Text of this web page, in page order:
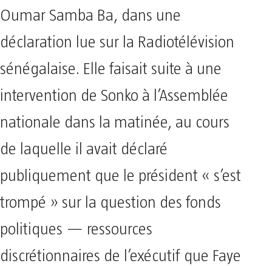
Oumar Samba Ba, dans une
déclaration lue sur la Radiotélévision
sénégalaise. Elle faisait suite à une
intervention de Sonko à l’Assemblée
nationale dans la matinée, au cours
de laquelle il avait déclaré
publiquement que le président « s’est
trompé » sur la question des fonds
politiques — ressources
discrétionnaires de l’exécutif que Faye